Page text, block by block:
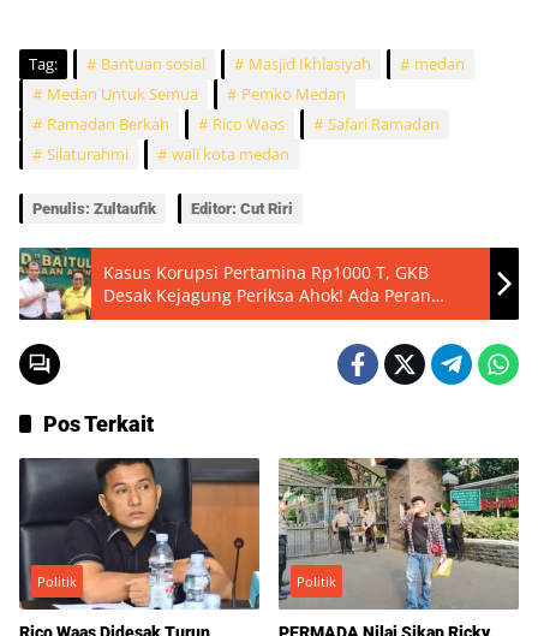
Tag: Bantuan sosial Masjid Ikhlasiyah
medan
Medan Untuk Semua
Pemko Medan
Ramadan Berkah
Rico Waas
Safari Ramadan
Silaturahmi
wali kota medan
Penulis: Zultaufik Editor: Cut Riri
Kasus Korupsi Pertamina Rp1000 T, GKB
Desak Kejagung Periksa Ahok! Ada Peran
Kunci?
Pos Terkait
Politik
Rico Waas Didesak Turun
Politik
PERMADA Nilai Sikap Ricky